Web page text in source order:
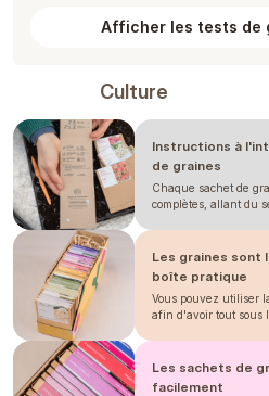
Afficher les tests de
Culture
Instructions à
de graines
Chaque sachet de
complètes, allant du
Les graines sont
boîte pratique
Vous pouvez utiliser
afin d'avoir tout sous
Les sachets de
facilement